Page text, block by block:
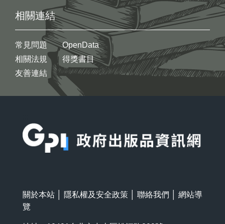
相關連結
常見問題
相關法規
友善連結
OpenData
得獎書目
關於本站 隱私權及安全政策 聯絡我們
網站導
覽